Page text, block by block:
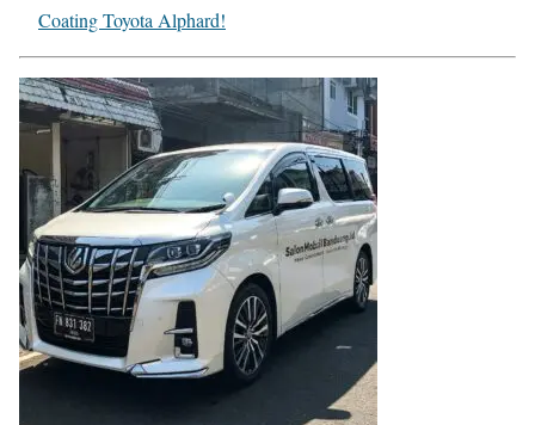
Coating Toyota Alphard!